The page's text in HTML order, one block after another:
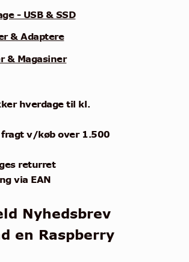
- USB & SSD
& Adaptere
& Magasiner
hverdage til kl.
v/køb over 1.500
returret
via EAN
Nyhedsbrev
en Raspberry